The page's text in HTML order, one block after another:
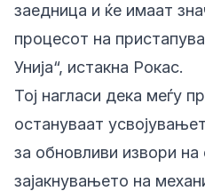
заедница и ќе имаат
процесот на
Унија“, истакна Рокас.
Тој нагласи дека меѓу
остануваат
за обновливи извори на
зајакнувањето на